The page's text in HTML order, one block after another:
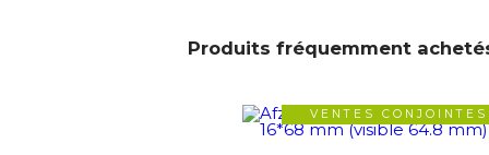
Produits fréquemment
VENTES CONJOINTES